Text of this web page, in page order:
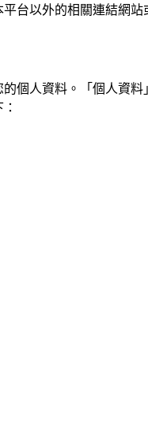
台以外的相關連結網站
個人資料。「個人資